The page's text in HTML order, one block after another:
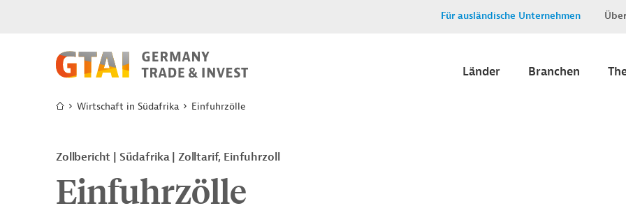
Für ausländische Unternehmen
Länder Branchen
Wirtschaft in Südafrika Einfuhrzölle
Zollbericht Südafrika Zolltarif, Einfuhrzoll
Einfuhrzölle